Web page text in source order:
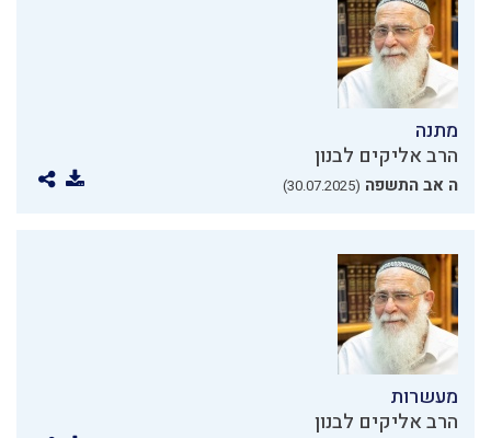
מתנה
הרב אליקים לבנון
ה אב התשפה (30.07.2025)
מעשרות
הרב אליקים לבנון